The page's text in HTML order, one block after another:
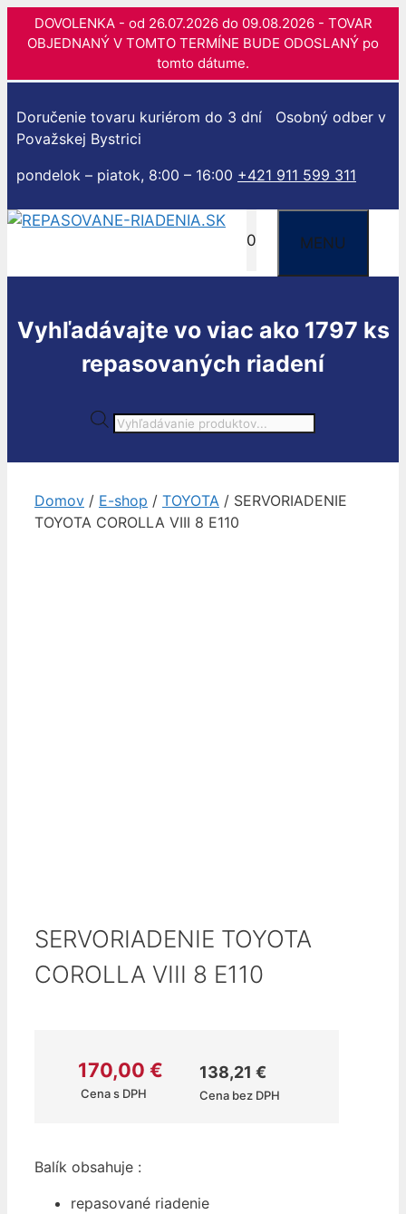
DOVOLENKA - od 26.07.2026 do 09.08.2026 - TOVAR
OBJEDNANÝ V TOMTO TERMÍNE BUDE ODOSLANÝ po
tomto dátume.
na
obsah
Doručenie tovaru kuriérom do 3 dní Osobný odber v
Považskej Bystrici
pondelok – piatok, 8:00 – 16:00 +421 911 599 311
0 MENU
Vyhľadávajte vo viac ako 1797 ks
repasovaných riadení
Products
Domov / E-shop / TOYOTA / SERVORIADENIE
TOYOTA COROLLA VIII 8 E110
SERVORIADENIE TOYOTA
COROLLA VIII 8 E110
170,00 €
Cena s DPH
138,21 €
Cena bez DPH
Balík obsahuje :
repasované riadenie